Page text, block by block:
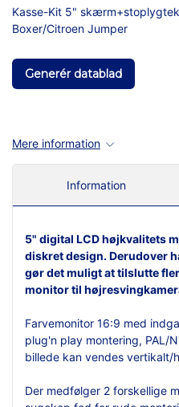
Kasse-Kit 5"
Boxer/Citroen Jumper
Generér datablad
Mere information
Information
5" digital LCDhøjkvalitets
diskret design. Derudover
gør det muligt at tilslutte
monitor til
Farvemonitor 16:9 med
plug'n play montering, PAL/
billede kan vendes vertikalt/
Der medfølger 2 forskellige